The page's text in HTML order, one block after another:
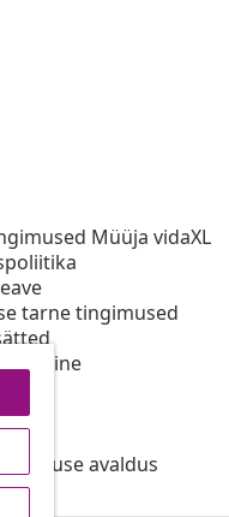
Müüja vidaXL
tarne tingimused
isik
avaldus